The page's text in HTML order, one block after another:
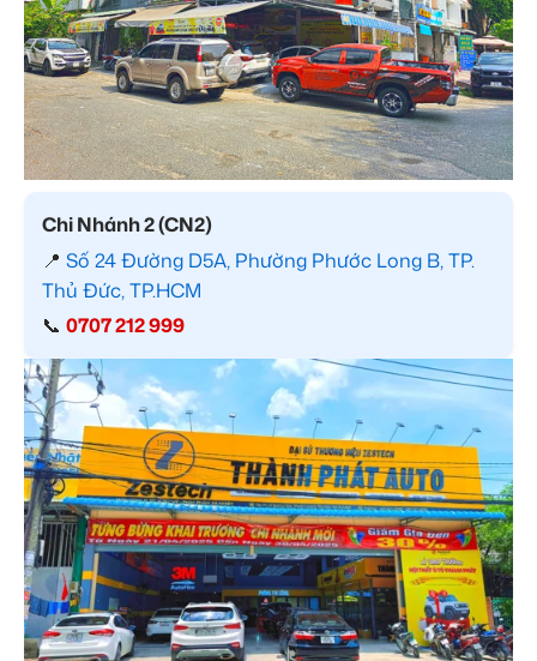
Chi Nhánh 2 (CN2)
📍 Số 24 Đường D5A, Phường Phước Long B, TP.
Thủ Đức, TP.HCM
📞 0707 212 999